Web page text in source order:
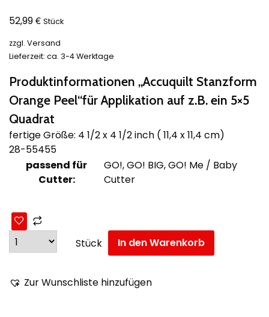
52,99€ Stück
zzgl. Versand
Lieferzeit: ca. 3-4 Werktage
Produktinformationen „Accuquilt Stanzform
Orange Peel“für Applikation auf z.B. ein 5×5
Quadrat
fertige Größe: 4 1/2 x 4 1/2 inch ( 11,4 x 11,4 cm)
28-55455
passend für
Cutter:
GO!, GO! BIG, GO! Me / Baby
Cutter
Stück In den Warenkorb
Zur Wunschliste hinzufügen